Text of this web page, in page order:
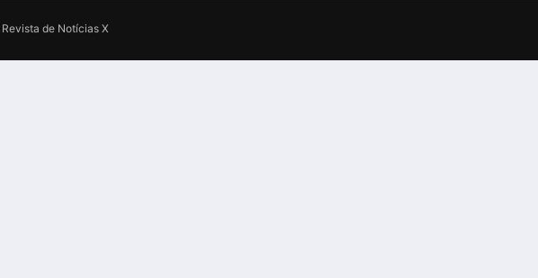
Revista de Notícias X